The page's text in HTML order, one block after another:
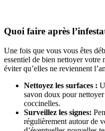
Quoi faire après
Une fois que vous vous êtes
essentiel de bien nettoyer votre
éviter qu’elles ne reviennent
Nettoyez les surfaces :
savon doux pour
coccinelles.
Surveillez les signes:
régulièrement autour de